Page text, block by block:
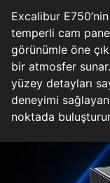
Excalibur
temperli cam
görünümle öne
bir atmosfer
yüzey detayları
deneyimi
noktada